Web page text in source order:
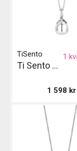
TiSento
Ti Sento Milano Pendant
1
1 598 kr